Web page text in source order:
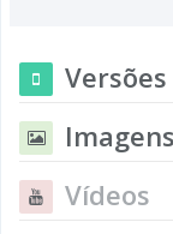
Imagens
Vídeos